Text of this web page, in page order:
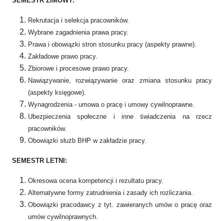
Rekrutacja i selekcja pracowników.
Wybrane zagadnienia prawa pracy.
Prawa i obowiązki stron stosunku pracy (aspekty prawne).
Zakładowe prawo pracy.
Zbiorowe i procesowe prawo pracy.
Nawiązywanie, rozwiązywanie oraz zmiana stosunku pracy
(aspekty księgowe).
Wynagrodzenia - umowa o pracę i umowy cywilnoprawne.
Ubezpieczenia społeczne i inne świadczenia na rzecz
pracowników.
Obowiązki służb BHP w zakładzie pracy.
SEMESTR LETNI:
Okresowa ocena kompetencji i rezultatu pracy.
Alternatywne formy zatrudnienia i zasady ich rozliczania.
Obowiązki pracodawcy z tyt. zawieranych umów o pracę oraz
umów cywilnoprawnych.